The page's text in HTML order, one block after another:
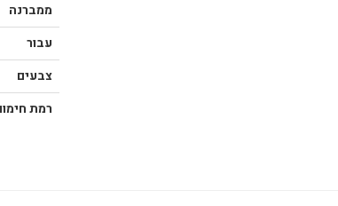
ממברנה
עבור
צבעים
רמת